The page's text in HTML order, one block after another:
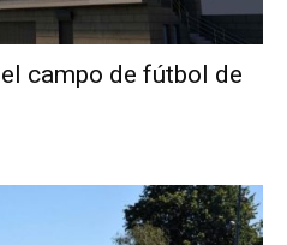
campo de fútbol de